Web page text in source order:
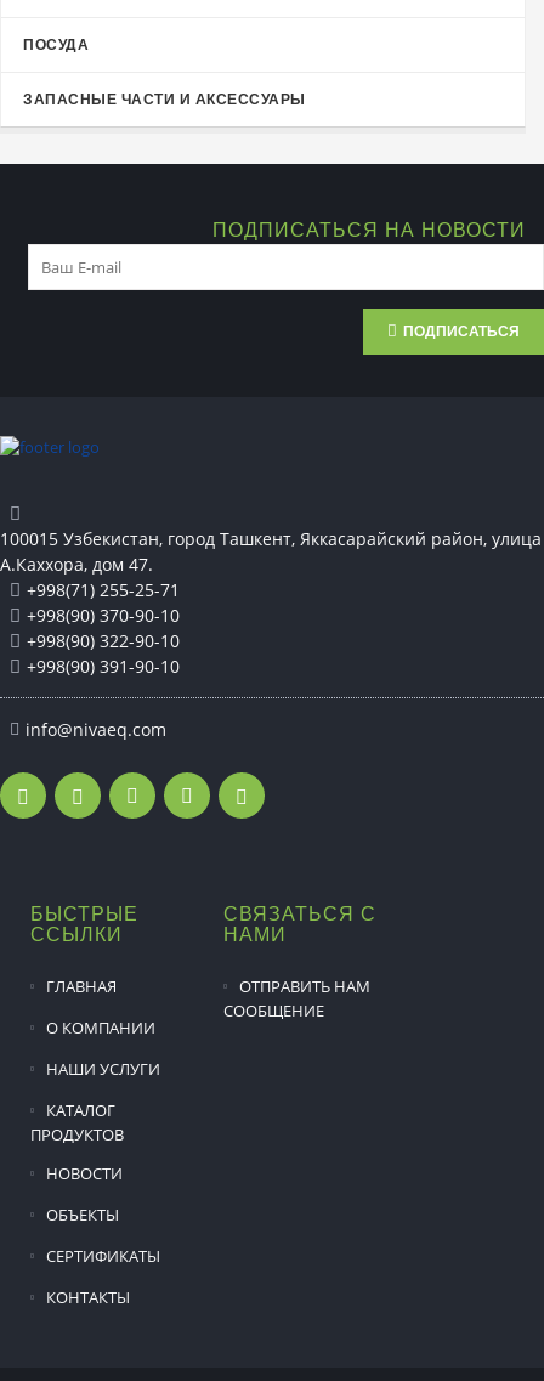
ПОСУДА
ЗАПАСНЫЕ ЧАСТИ И АКСЕССУАРЫ
ПОДПИСАТЬСЯ НА НОВОСТИ
ПОДПИСАТЬСЯ
100015 Узбекистан, город Ташкент, Яккасарайский район, улица
А.Каххора, дом 47.
+998(71) 255-25-71
+998(90) 370-90-10
+998(90) 322-90-10
+998(90) 391-90-10
info@nivaeq.com
БЫСТРЫЕ
ССЫЛКИ
ГЛАВНАЯ
О КОМПАНИИ
НАШИ УСЛУГИ
КАТАЛОГ
ПРОДУКТОВ
НОВОСТИ
ОБЪЕКТЫ
СЕРТИФИКАТЫ
КОНТАКТЫ
СВЯЗАТЬСЯ С
НАМИ
ОТПРАВИТЬ НАМ
СООБЩЕНИЕ